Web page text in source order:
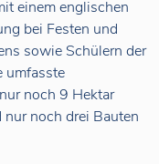
einem englischen
bei Festen und
sowie Schülern der
umfasste
noch 9 Hektar
noch drei Bauten